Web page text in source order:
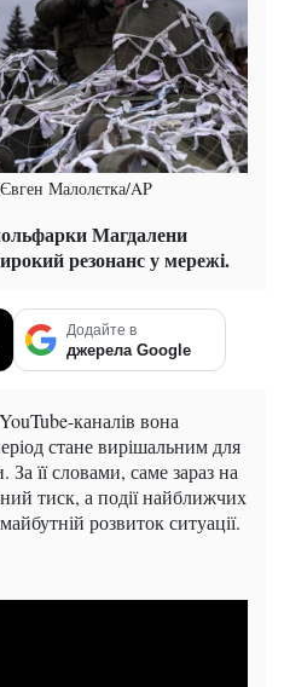
Малолєтка/AP
Магдалени
резонанс у мережі.
Додайте в
джерела Google
каналів вона
стане вирішальним для
її словами, саме зараз на
тиск, а події найближчих
розвиток ситуації.